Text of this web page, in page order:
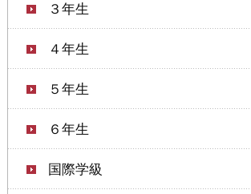
３年生
４年生
５年生
６年生
国際学級